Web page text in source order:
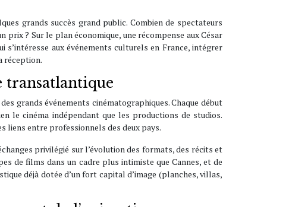
grands succès grand public. Combien de spectateurs
prix ? Sur le plan économique, une récompense aux César
s’intéresse aux événements culturels en France, intégrer
réception.
grands événements cinématographiques. Chaque début
le cinéma indépendant que les productions de studios.
liens entre professionnels des deux pays.
privilégié sur l’évolution des formats, des récits et
de films dans un cadre plus intimiste que Cannes, et de
déjà dotée d’un fort capital d’image (planches, villas,